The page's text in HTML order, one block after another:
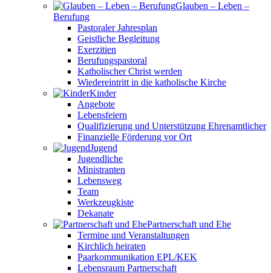
Glauben – Leben –
Berufung
Pastoraler Jahresplan
Geistliche Begleitung
Exerzitien
Berufungspastoral
Katholischer Christ werden
Wiedereintritt in die katholische Kirche
Kinder
Angebote
Lebensfeiern
Qualifizierung und Unterstützung Ehrenamtlicher
Finanzielle Förderung vor Ort
Jugend
Jugendliche
Ministranten
Lebensweg
Team
Werkzeugkiste
Dekanate
Partnerschaft und Ehe
Termine und Veranstaltungen
Kirchlich heiraten
Paarkommunikation EPL/KEK
Lebensraum Partnerschaft